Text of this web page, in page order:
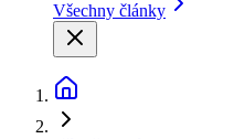
Všechny články